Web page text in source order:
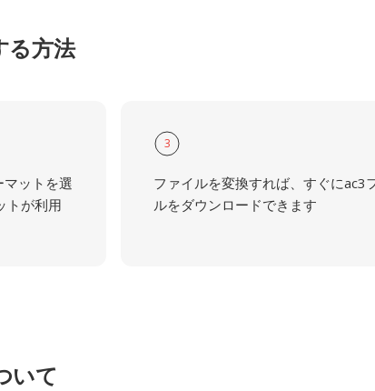
る方法
ットを選
トが利用
3
ファイルを変換すれば、すぐにac3
ルをダウンロードできます
いて